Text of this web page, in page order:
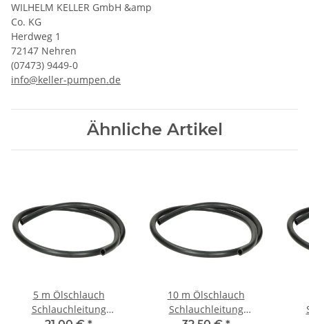
WILHELM KELLER GmbH &amp
Co. KG
Herdweg 1
72147 Nehren
(07473) 9449-0
info@keller-pumpen.de
Ähnliche Artikel
5 m Ölschlauch
Schlauchleitung
10 m Ölschlauch
Schlauchleitung